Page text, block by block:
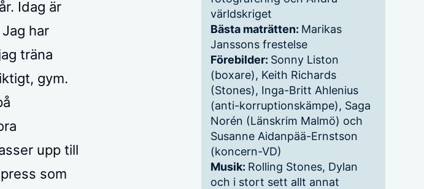
Idag är
har
träna
gym.
upp till
som
världskriget
Bästa maträtten: Marikas
Janssons frestelse
Förebilder: Sonny Liston
(boxare), Keith Richards
(Stones), Inga-Britt Ahlenius
(anti-korruptionskämpe), Saga
Norén (Länskrim Malmö) och
Susanne Aidanpää-Ernstson
(koncern-VD)
Musik: Rolling Stones, Dylan
och i stort sett allt annat